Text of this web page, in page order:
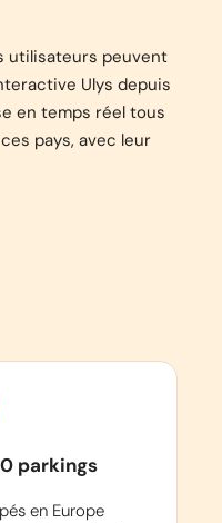
utilisateurs peuvent
Ulys depuis
en temps réel tous
pays, avec leur
parkings
en Europe